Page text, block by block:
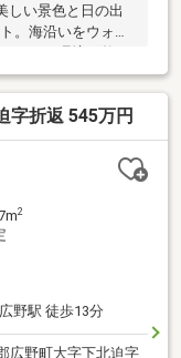
しい景色と日の出
。海沿いをウォー
できる環境が整っ
の整備が進み、安
ました。まち全体
続いています。■
大３００万円の支
にとって、心強い
字折返 545万円
2
野駅 徒歩13分
広野町大字下北迫字